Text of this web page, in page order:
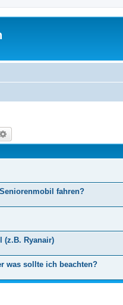
fahren?
(z.B. Ryanair)
was sollte ich beachten?